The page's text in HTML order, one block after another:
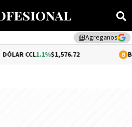
library_addAgreganos
1.1%$1,576.72 0.05%